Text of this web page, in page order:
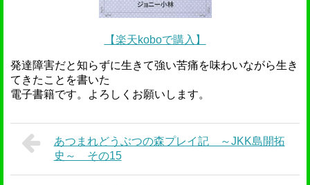
【楽天koboで購入】
発達障害だと知らずに生きて強い苦痛を味わいながら生き
てきたことを書いた
電子書籍です。よろしくお願いします。
あつまれどうぶつの森プレイ記 ～JKK島開拓
史～ その15